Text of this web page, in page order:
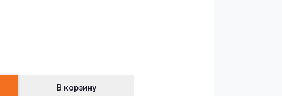
В корзину